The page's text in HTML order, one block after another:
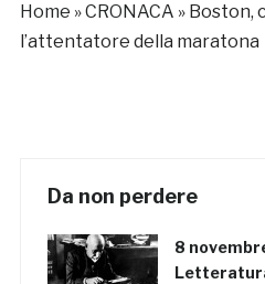
Home »CRONACA » Boston,
l’attentatore della maratona
Da non perdere
8